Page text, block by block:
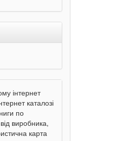
інтернет
каталозі
по
виробника,
карта